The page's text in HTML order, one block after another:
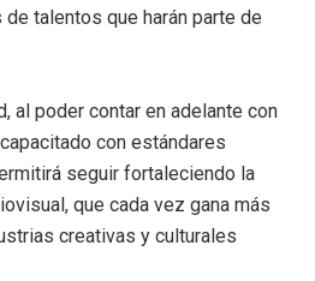
talentos que harán parte de
al poder contar en adelante con
con estándares
seguir fortaleciendo la
que cada vez gana más
creativas y culturales